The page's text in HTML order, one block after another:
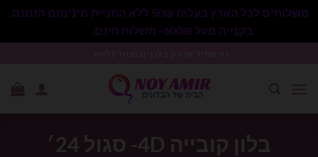
משלוחים לכל הארץ בעלות 50₪ ללא התניית מינימום הזמנה.
בקנייה מעל 600₪- משלוח חינם.
בלון קובייה 4D- סגול 24׳